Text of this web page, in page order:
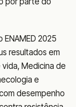
2025
resultados em
Medicina de
e
desempenho